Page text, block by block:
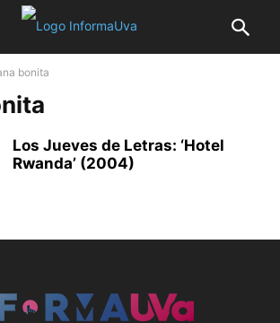
bonita
Los Jueves de Letras: ‘Hotel
Rwanda’ (2004)